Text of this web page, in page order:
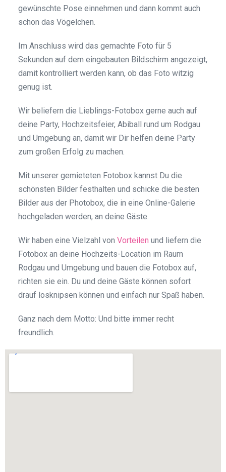
gewünschte Pose einnehmen und dann kommt auch
schon das Vögelchen.
Im Anschluss wird das gemachte Foto für 5
Sekunden auf dem eingebauten Bildschirm angezeigt,
damit kontrolliert werden kann, ob das Foto witzig
genug ist.
Wir beliefern die Lieblings-Fotobox gerne auch auf
deine Party, Hochzeitsfeier, Abiball rund um Rodgau
und Umgebung an, damit wir Dir helfen deine Party
zum großen Erfolg zu machen.
Mit unserer gemieteten Fotobox kannst Du die
schönsten Bilder festhalten und schicke die besten
Bilder aus der Photobox, die in eine Online-Galerie
hochgeladen werden, an deine Gäste.
Wir haben eine Vielzahl von Vorteilen und liefern die
Fotobox an deine Hochzeits-Location im Raum
Rodgau und Umgebung und bauen die Fotobox auf,
richten sie ein. Du und deine Gäste können sofort
drauf losknipsen können und einfach nur Spaß haben.
Ganz nach dem Motto: Und bitte immer recht
freundlich.